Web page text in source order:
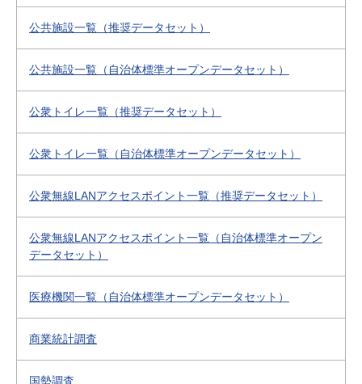
公共施設一覧（推奨データセット）
公共施設一覧（自治体標準オープンデータセット）
公衆トイレ一覧（推奨データセット）
公衆トイレ一覧（自治体標準オープンデータセット）
公衆無線LANアクセスポイント一覧（推奨データセット）
公衆無線LANアクセスポイント一覧（自治体標準オープン
データセット）
医療機関一覧（自治体標準オープンデータセット）
商業統計調査
国勢調査